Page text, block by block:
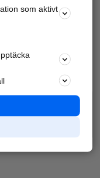
som aktivt